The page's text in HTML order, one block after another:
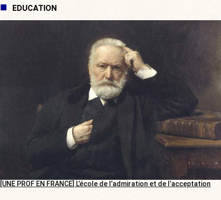
EDUCATION
[UNE PROF EN FRANCE] L’école de l’admiration et de l’acceptation